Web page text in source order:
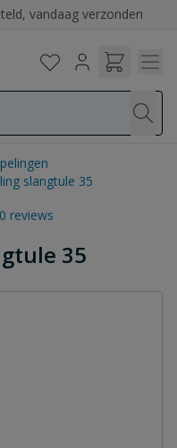
vandaag verzonden
slangtule 35
0 reviews
35